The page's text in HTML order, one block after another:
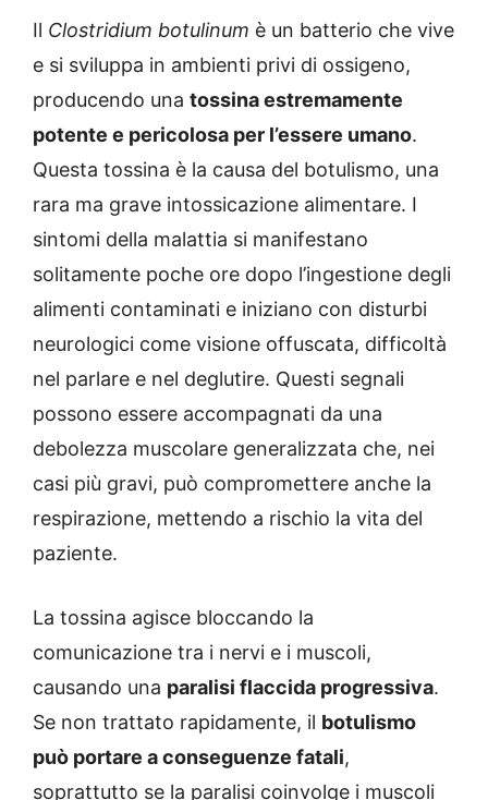
Il Clostridium botulinum è un batterio che vive
e si sviluppa in ambienti privi di ossigeno,
producendo una tossina estremamente
potente e pericolosa per l’essere umano.
Questa tossina è la causa del botulismo, una
rara ma grave intossicazione alimentare. I
sintomi della malattia si manifestano
solitamente poche ore dopo l’ingestione degli
alimenti contaminati e iniziano con disturbi
neurologici come visione offuscata, difficoltà
nel parlare e nel deglutire. Questi segnali
possono essere accompagnati da una
debolezza muscolare generalizzata che, nei
casi più gravi, può compromettere anche la
respirazione, mettendo a rischio la vita del
paziente.
La tossina agisce bloccando la
comunicazione tra i nervi e i muscoli,
causando una paralisi flaccida progressiva.
Se non trattato rapidamente, il botulismo
può portare a conseguenze fatali,
soprattutto se la paralisi coinvolge i muscoli